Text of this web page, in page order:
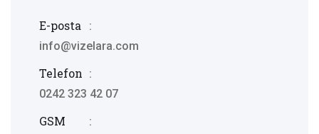
E-posta
:
info@vizelara.com
Telefon :
0242 323 42 07
GSM
: